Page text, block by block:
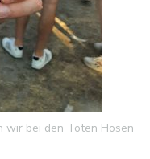
wir bei den Toten Hosen